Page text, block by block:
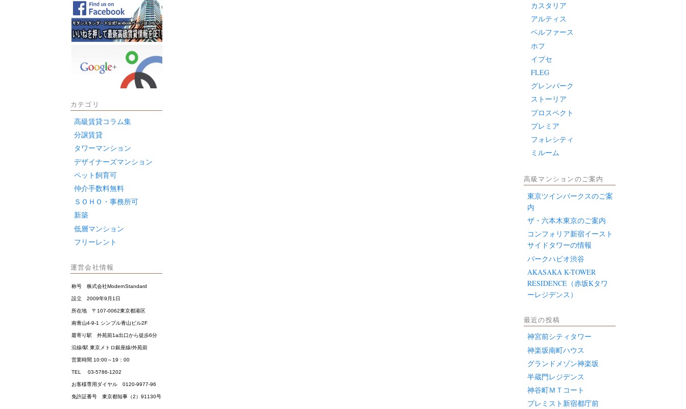
カテゴリ
高級賃貸コラム集
分譲賃貸
タワーマンション
デザイナーズマンション
ペット飼育可
仲介手数料無料
ＳＯＨＯ・事務所可
新築
低層マンション
フリーレント
運営会社情報
称号 株式会社ModernStandard
設立 2009年9月1日
所在地 〒107-0062東京都港区
南青山4-9-1 シンプル青山ビル2F
最寄り駅 外苑前1a出口から徒歩6分
沿線/駅 東京メトロ銀座線/外苑前
営業時間 10:00～19：00
TEL 03-5786-1202
お客様専用ダイヤル 0120-9977-96
免許証番号 東京都知事（2）91130号
カスタリア
アルティス
ベルファース
ホフ
イプセ
FLEG
グレンパーク
ストーリア
プロスペクト
プレミア
フォレシティ
ミルーム
高級マンションのご案内
東京ツインパークスのご案
内
ザ・六本木東京のご案内
コンフォリア新宿イースト
サイドタワーの情報
パークハビオ渋谷
AKASAKA K-TOWER
RESIDENCE（赤坂Kタワ
ーレジデンス）
最近の投稿
神宮前シティタワー
神楽坂南町ハウス
グランドメゾン神楽坂
半蔵門レジデンス
神谷町ＭＴコート
プレミスト新宿都庁前